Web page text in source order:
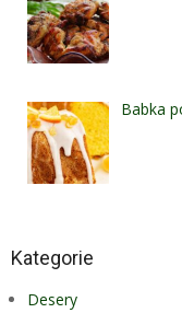
Babka
Kategorie
Desery